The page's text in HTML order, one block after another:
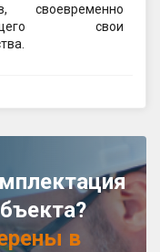
своевременно
свои
в